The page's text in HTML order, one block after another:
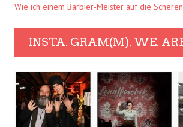
Wie ich einem Barbier-Meister auf die
INSTA. GRAM(M). WE.